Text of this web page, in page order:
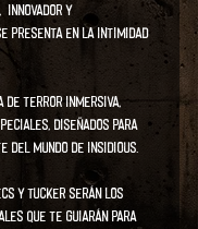
innovador y
presenta en la intimidad
de terror inmersiva,
diseñados para
mundo de INSIDIOUS.
y Tucker serán los
que te guiarán para